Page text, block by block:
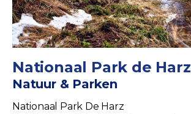
Nationaal Park de Harz
Natuur & Parken
Nationaal Park De Harz